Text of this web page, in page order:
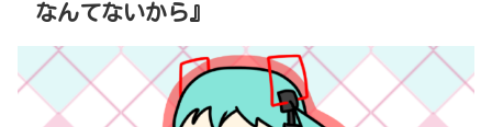
なんてないから』